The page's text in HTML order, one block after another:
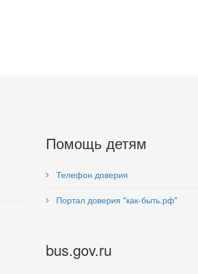
Помощь детям
Телефон доверия
Портал доверия "как-быть.рф"
bus.gov.ru